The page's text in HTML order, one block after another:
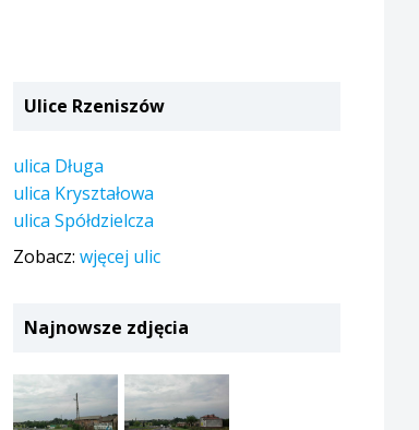
Ulice Rzeniszów
ulica Długa
ulica Kryształowa
ulica Spółdzielcza
Zobacz: wjęcej ulic
Najnowsze zdjęcia